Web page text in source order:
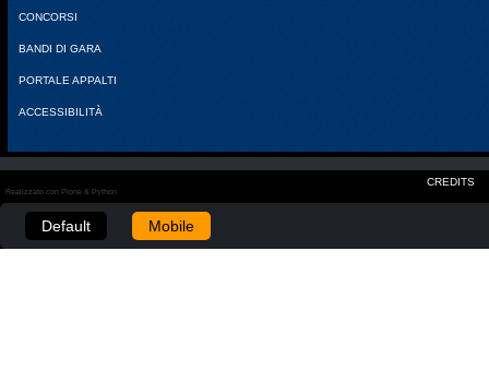
CONCORSI
BANDI DI GARA
PORTALE APPALTI
ACCESSIBILITÀ
CREDITS
Realizzato con Plone & Python
Default Mobile